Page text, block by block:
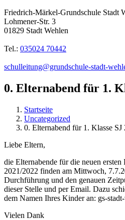
Friedrich-Märkel-Grundschule Stadt
Lohmener-Str. 3
01829 Stadt Wehlen
Tel.: 035024 70442
schulleitung@grundschule-stadt-
0. Elternabend für 1.
Startseite
Uncategorized
0. Elternabend für 1. Klasse SJ
Liebe Eltern,
die Elternabende für die neuen
2021/2022 finden am Mittwoch,
Durchführung und den genauen
dieser Stelle und per Email. Dazu
dem Namen Ihres Kinder an: gs-
Vielen Dank